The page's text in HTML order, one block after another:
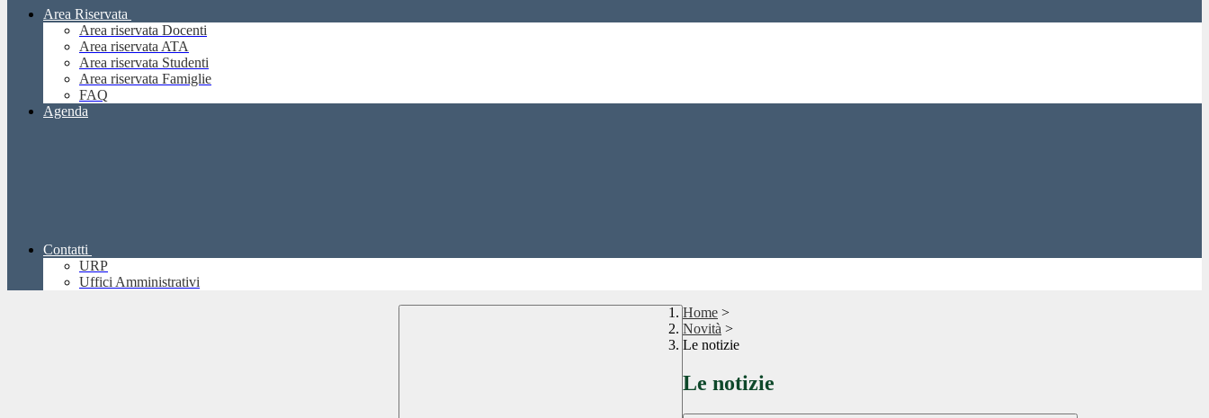
Area Riservata
Area riservata Docenti
Area riservata ATA
Area riservata Studenti
Area riservata Famiglie
FAQ
Agenda
Contatti
URP
Uffici Amministrativi
Home >
Novità >
Le notizie
Le notizie